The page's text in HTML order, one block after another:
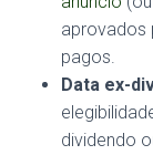
aprovados
pagos.
Data ex-
dividendo